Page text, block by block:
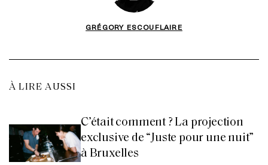
GRÉGORY ESCOUFLAIRE
À LIRE AUSSI
C’était comment ? La projection
exclusive de “Juste pour une nuit”
à Bruxelles